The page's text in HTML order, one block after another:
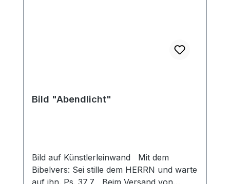
Bild "Abendlicht"
Bild auf Künstlerleinwand Mit dem
Bibelvers: Sei stille dem HERRN und warte